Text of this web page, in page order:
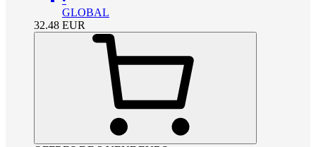
GLOBAL
32.48 EUR